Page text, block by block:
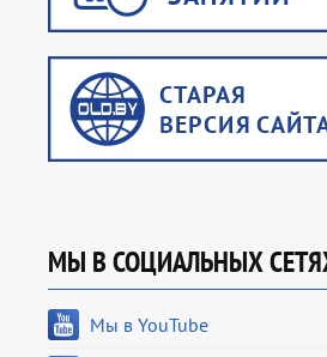
МЫ В СОЦИАЛЬНЫХ
Мы в YouTube